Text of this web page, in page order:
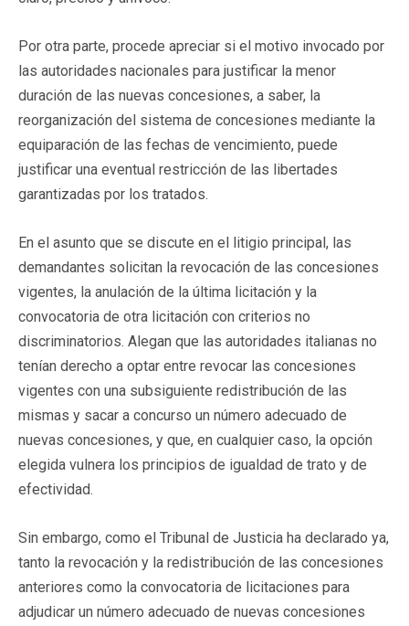
Por otra parte, procede apreciar si el motivo invocado por
las autoridades nacionales para justificar la menor
duración de las nuevas concesiones, a saber, la
reorganización del sistema de concesiones mediante la
equiparación de las fechas de vencimiento, puede
justificar una eventual restricción de las libertades
garantizadas por los tratados.
En el asunto que se discute en el litigio principal, las
demandantes solicitan la revocación de las concesiones
vigentes, la anulación de la última licitación y la
convocatoria de otra licitación con criterios no
discriminatorios. Alegan que las autoridades italianas no
tenían derecho a optar entre revocar las concesiones
vigentes con una subsiguiente redistribución de las
mismas y sacar a concurso un número adecuado de
nuevas concesiones, y que, en cualquier caso, la opción
elegida vulnera los principios de igualdad de trato y de
efectividad.
Sin embargo, como el Tribunal de Justicia ha declarado ya,
tanto la revocación y la redistribución de las concesiones
anteriores como la convocatoria de licitaciones para
adjudicar un número adecuado de nuevas concesiones